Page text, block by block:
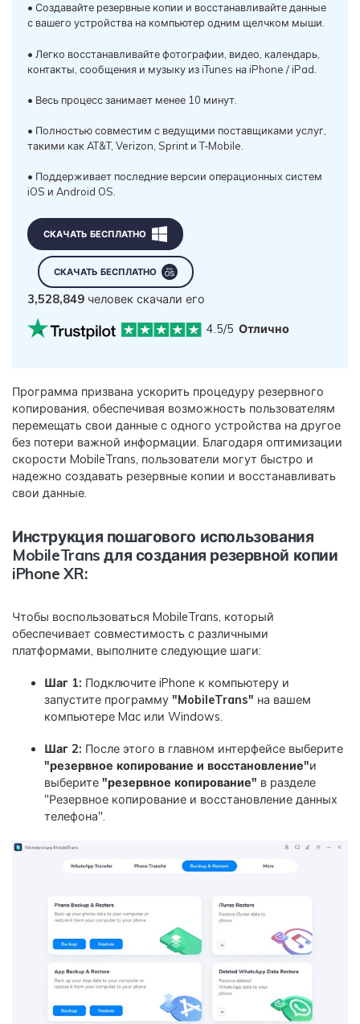
• Создавайте резервные копии и восстанавливайте данные
с вашего устройства на компьютер одним щелчком мыши.
• Легко восстанавливайте фотографии, видео, календарь,
контакты, сообщения и музыку из iTunes на iPhone / iPad.
• Весь процесс занимает менее 10 минут.
• Полностью совместим с ведущими поставщиками услуг,
такими как AT&T, Verizon, Sprint и T-Mobile.
• Поддерживает последние версии операционных систем
iOS и Android OS.
СКАЧАТЬ БЕСПЛАТНО
СКАЧАТЬ БЕСПЛАТНО
3,528,849 человек скачали его
4.5/5 Отлично
Программа призвана ускорить процедуру резервного
копирования, обеспечивая возможность пользователям
перемещать свои данные с одного устройства на другое
без потери важной информации. Благодаря оптимизации
скорости MobileTrans, пользователи могут быстро и
надежно создавать резервные копии и восстанавливать
свои данные.
Инструкция пошагового использования
MobileTrans для создания резервной копии
iPhone XR:
Чтобы воспользоваться MobileTrans, который
обеспечивает совместимость с различными
платформами, выполните следующие шаги:
Шаг 1: Подключите iPhone к компьютеру и
запустите программу "MobileTrans" на вашем
компьютере Mac или Windows.
Шаг 2: После этого в главном интерфейсе выберите
"резервное копирование и восстановление"и
выберите "резервное копирование" в разделе
"Резервное копирование и восстановление данных
телефона".